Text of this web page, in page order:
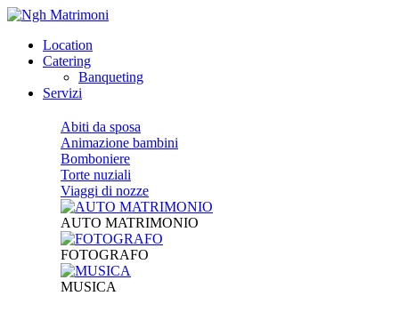
Location
Catering
Banqueting
Servizi
Abiti da sposa
Animazione bambini
Bomboniere
Torte nuziali
Viaggi di nozze
AUTO MATRIMONIO
FOTOGRAFO
MUSICA